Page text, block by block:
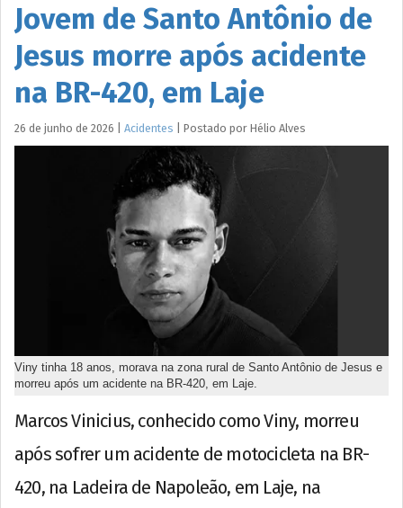
Jovem de Santo Antônio de
Jesus morre após acidente
na BR-420, em Laje
26 de junho de 2026 Acidentes Postado por Hélio Alves
Viny tinha 18 anos, morava na zona rural de Santo Antônio de Jesus e
morreu após um acidente na BR-420, em Laje.
Marcos Vinicius, conhecido como Viny, morreu
após sofrer um acidente de motocicleta na BR-
420, na Ladeira de Napoleão, em Laje, na